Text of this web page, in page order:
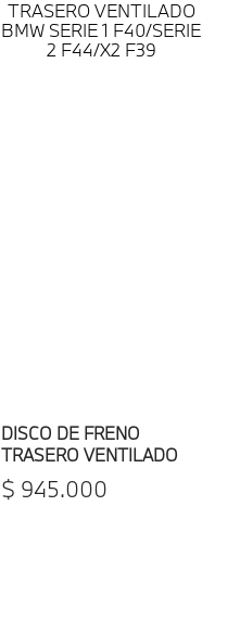
DISCO DE FRENO
TRASERO VENTILADO
BMW SERIE 1 F40/SERIE
2 F44/X2 F39
$ 945.000